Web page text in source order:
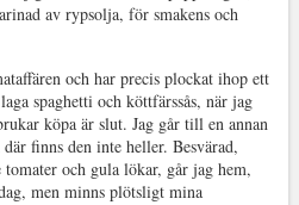
av rypsolja, för smakens och
och har precis plockat ihop ett
spaghetti och köttfärssås, när jag
köpa är slut. Jag går till en annan
finns den inte heller. Besvärad,
och gula lökar, går jag hem,
men minns plötsligt mina